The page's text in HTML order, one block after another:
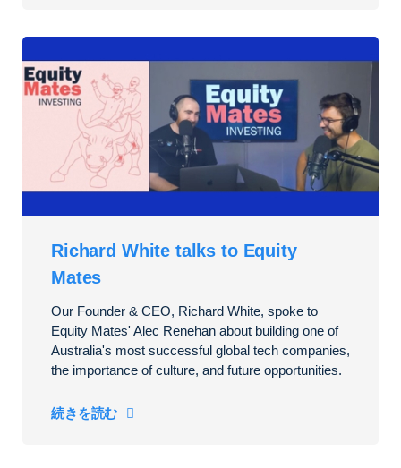
Richard White talks to Equity
Mates
Our Founder & CEO, Richard White, spoke to
Equity Mates' Alec Renehan about building one of
Australia's most successful global tech companies,
the importance of culture, and future opportunities.
続きを読む